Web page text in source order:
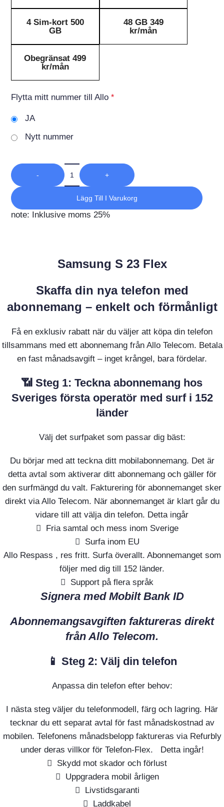
4 Sim-kort 500
GB
48 GB 349
kr/mån
Obegränsat 499
kr/mån
Flytta mitt nummer till Allo *
JA
Nytt nummer
- +
Lägg Till I Varukorg
note: Inklusive moms 25%
Samsung S 23 Flex
Skaffa din nya telefon med
abonnemang – enkelt och förmånligt
Få en exklusiv rabatt när du väljer att köpa din telefon
tillsammans med ett abonnemang från Allo Telecom. Betala
en fast månadsavgift – inget krångel, bara fördelar.
📶 Steg 1: Teckna abonnemang hos
Sveriges första operatör med surf i 152
länder
Välj det surfpaket som passar dig bäst:
Du börjar med att teckna ditt mobilabonnemang. Det är
detta avtal som aktiverar ditt abonnemang och gäller för
den surfmängd du valt. Fakturering för abonnemanget sker
direkt via Allo Telecom. När abonnemanget är klart går du
vidare till att välja din telefon. Detta ingår
Fria samtal och mess inom Sverige
Surfa inom EU
Allo Respass , res fritt. Surfa överallt. Abonnemanget som
följer med dig till 152 länder.
Support på flera språk
Signera med Mobilt Bank ID
Abonnemangsavgiften faktureras direkt
från Allo Telecom.
📱 Steg 2: Välj din telefon
Anpassa din telefon efter behov:
I nästa steg väljer du telefonmodell, färg och lagring. Här
tecknar du ett separat avtal för fast månadskostnad av
mobilen. Telefonens månadsbelopp faktureras via Refurbly
under deras villkor för Telefon-Flex. Detta ingår!
Skydd mot skador och förlust
Uppgradera mobil årligen
Livstidsgaranti
Laddkabel